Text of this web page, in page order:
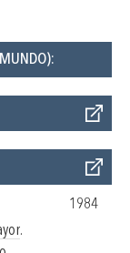
MUNDO):
1984
.